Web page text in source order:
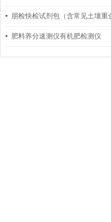
肥料养分速测仪有机肥检测仪